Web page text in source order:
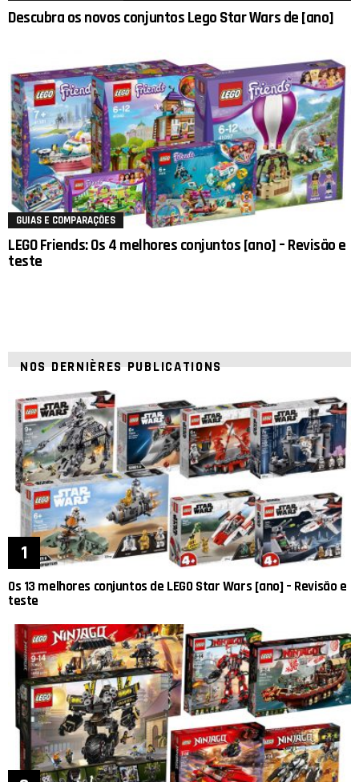
Descubra os novos conjuntos Lego Star Wars de [ano]
GUIAS E COMPARAÇÕES
LEGO Friends: Os 4 melhores conjuntos [ano] – Revisão e
teste
NOS DERNIÈRES PUBLICATIONS
Os 13 melhores conjuntos de LEGO Star Wars [ano] – Revisão e
teste